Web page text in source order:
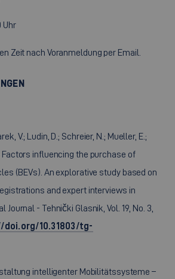
Uhr
Zeit nach Voranmeldung per Email.
V.; Ludin, D.; Schreier, N.; Mueller, E.;
Factors influencing the purchase of
(BEVs). An explorative study based on
and expert interviews in
Journal - Tehnički Glasnik, Vol. 19, No. 3,
10.31803/tg-
intelligenter Mobilitätssysteme –